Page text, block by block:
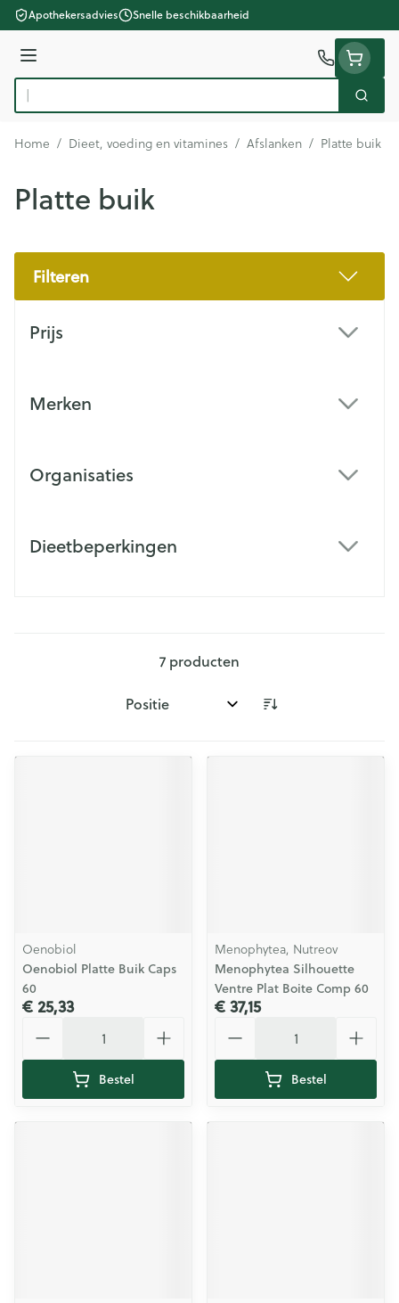
Ga naar de inhoud
Apothekersadvies Snelle beschikbaarheid
Menu
Product, merk, categorie... Zoek
Home / Dieet, voeding en vitamines / Afslanken / Platte buik
Platte buik
Filteren
Prijs
Merken
Organisaties
Dieetbeperkingen
7 producten
Sorteer op:
Oenobiol
Oenobiol Platte Buik Caps
60
€ 25,33
Bestel
Menophytea, Nutreov
Menophytea Silhouette
Ventre Plat Boite Comp 60
€ 37,15
Bestel